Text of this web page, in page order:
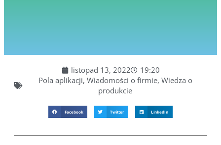
listopad 13, 2022
19:20
Pola aplikacji, Wiadomości o firmie, Wiedza o
produkcie
Facebook Twitter LinkedIn